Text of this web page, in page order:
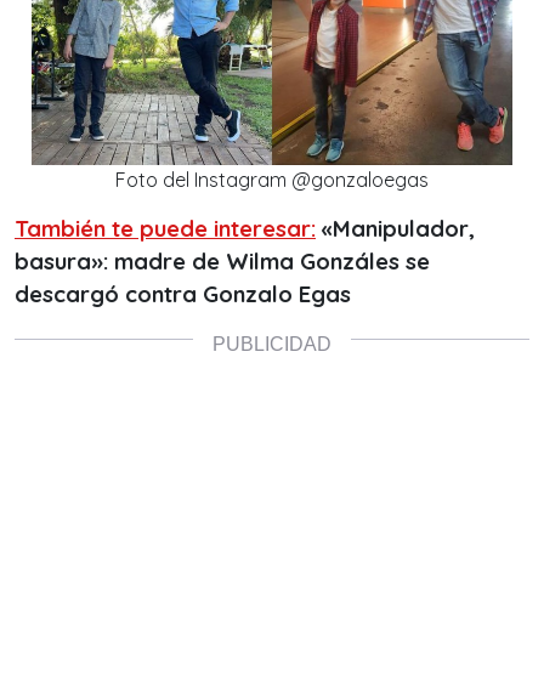
Foto del Instagram @gonzaloegas
También te puede interesar: «Manipulador,
basura»: madre de Wilma Gonzáles se
descargó contra Gonzalo Egas